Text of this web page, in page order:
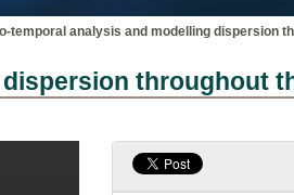
temporal analysis and modelling dispersion th
throughout
17